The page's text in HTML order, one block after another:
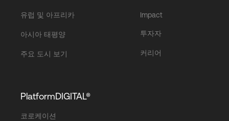
유럽 및 아프리카
아시아 태평양
주요 도시 보기
Impact
투자자
커리어
PlatformDIGITAL®
코로케이션